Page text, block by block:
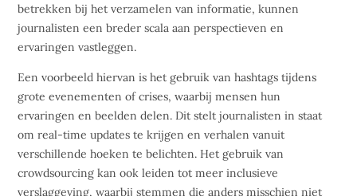
betrekken bij het verzamelen van informatie, kunnen
journalisten een breder scala aan perspectieven en
ervaringen vastleggen.
Een voorbeeld hiervan is het gebruik van hashtags tijdens
grote evenementen of crises, waarbij mensen hun
ervaringen en beelden delen. Dit stelt journalisten in staat
om real-time updates te krijgen en verhalen vanuit
verschillende hoeken te belichten. Het gebruik van
crowdsourcing kan ook leiden tot meer inclusieve
verslaggeving, waarbij stemmen die anders misschien niet